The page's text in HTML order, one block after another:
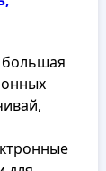
большая